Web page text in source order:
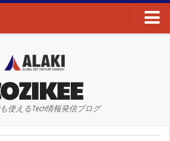
使えるTech情報発信ブログ